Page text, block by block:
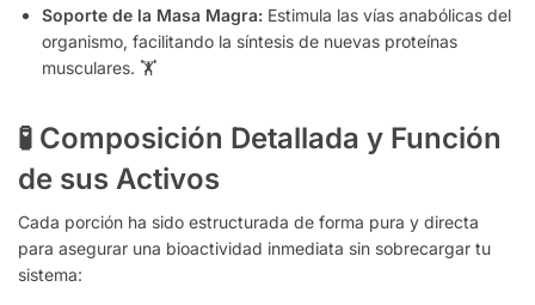
Soporte de la Masa Magra: Estimula las vías anabólicas del
organismo, facilitando la síntesis de nuevas proteínas
musculares. 🏋️
🧪 Composición Detallada y Función
de sus Activos
Cada porción ha sido estructurada de forma pura y directa
para asegurar una bioactividad inmediata sin sobrecargar tu
sistema: